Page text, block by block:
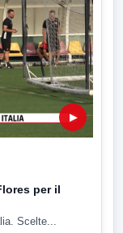
▶
per il
Scelte...